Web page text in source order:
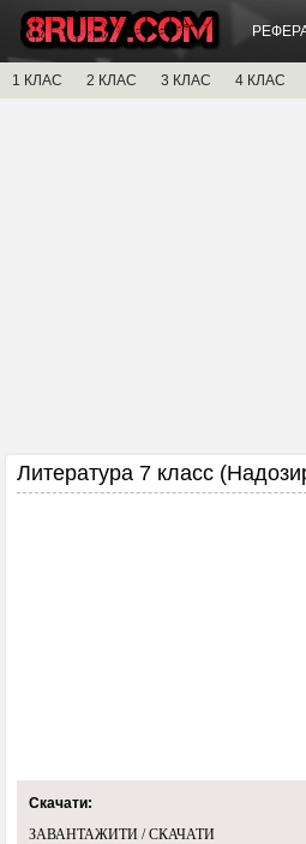
1 КЛАС 2 КЛАС 3 КЛАС 4 КЛАС
Литература 7 класс
Скачати:
ЗАВАНТАЖИТИ / СКАЧАТИ